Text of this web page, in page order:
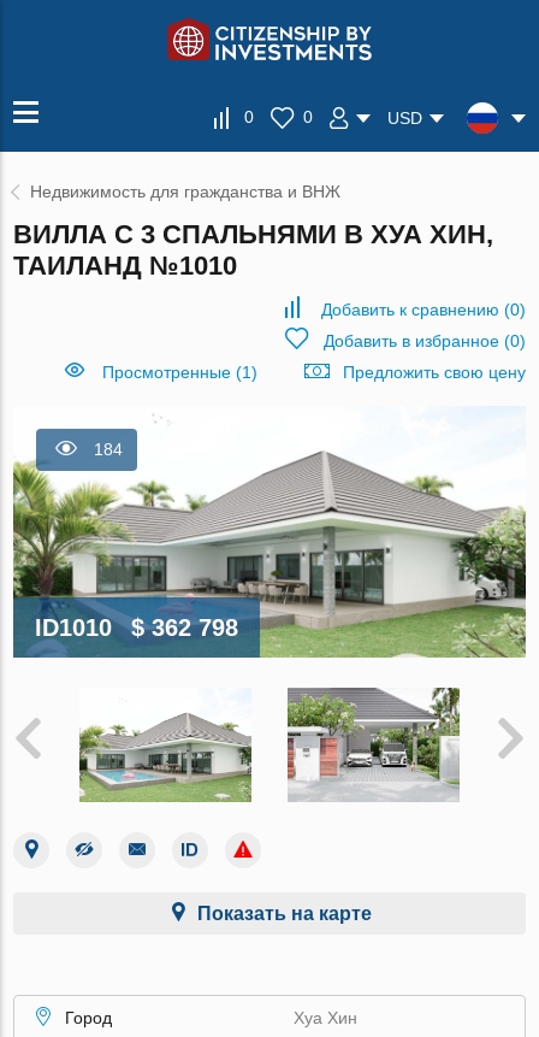
0 0 USD
Недвижимость для гражданства и ВНЖ
ВИЛЛА С 3 СПАЛЬНЯМИ В ХУА ХИН,
ТАИЛАНД №1010
Добавить к сравнению (0)
Добавить в избранное(0)
Просмотренные (1)
Предложить свою цену
184
ID1010 $ 362 798
Показать на карте
Город
Хуа Хин